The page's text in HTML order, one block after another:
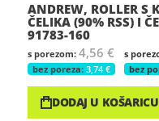
ANDREW, ROLLER S
ČELIKA (90% RSS) I
91783-160
4,56 €
3,74 €
DODAJ U KOŠARICU